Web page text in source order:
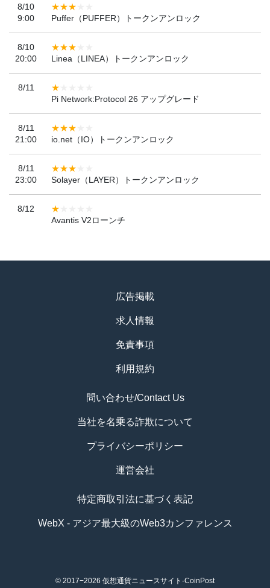
8/10
9:00
Puffer（PUFFER）トークンアンロック
8/10
20:00
Linea（LINEA）トークンアンロック
8/11
Pi Network:Protocol 26 アップグレード
8/11
21:00
io.net（IO）トークンアンロック
8/11
23:00
Solayer（LAYER）トークンアンロック
8/12
Avantis V2ローンチ
広告掲載
求人情報
免責事項
利用規約
問い合わせ/Contact Us
当社を名乗る詐欺について
プライバシーポリシー
運営会社
特定商取引法に基づく表記
WebX - アジア最大級のWeb3カンファレンス
© 2017−2026 仮想通貨ニュースサイト-CoinPost